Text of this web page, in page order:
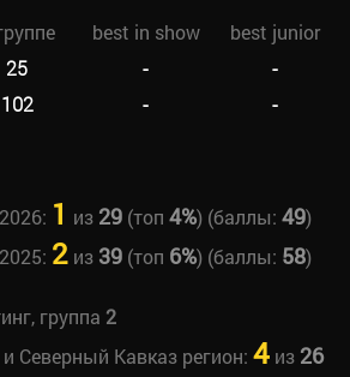
best in show
best junior
25 -
-
102 - -
1 из 29(топ 4%) (баллы: 49)
2из 39(топ 6%) (баллы: 58)
группа 2
Северный Кавказ регион: 4из 26